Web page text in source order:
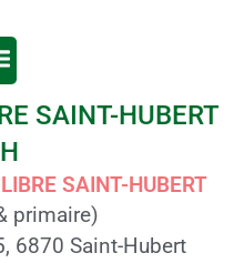
SAINT-HUBERT
SAINT-HUBERT
primaire)
6870 Saint-Hubert